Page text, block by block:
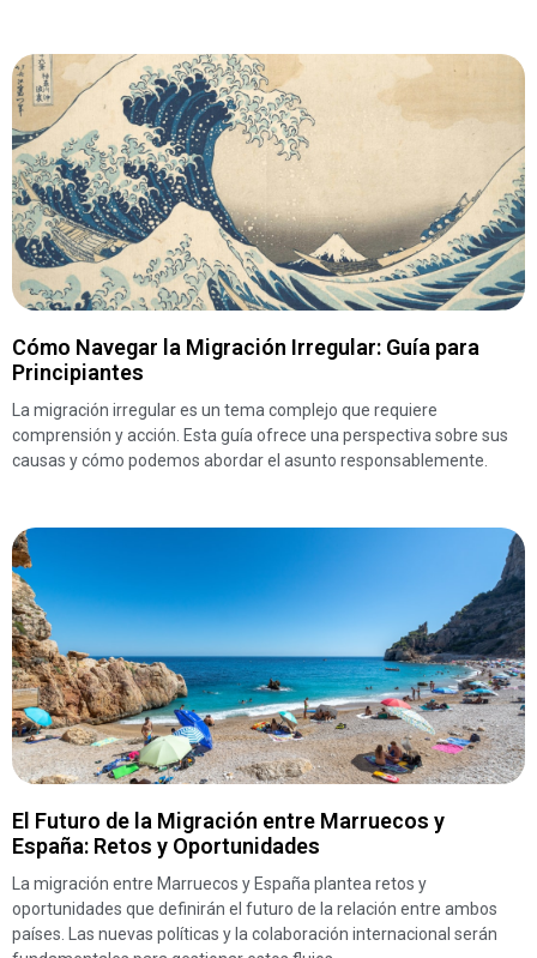
Cómo Navegar la Migración Irregular: Guía para
Principiantes
La migración irregular es un tema complejo que requiere
comprensión y acción. Esta guía ofrece una perspectiva sobre sus
causas y cómo podemos abordar el asunto responsablemente.
El Futuro de la Migración entre Marruecos y
España: Retos y Oportunidades
La migración entre Marruecos y España plantea retos y
oportunidades que definirán el futuro de la relación entre ambos
países. Las nuevas políticas y la colaboración internacional serán